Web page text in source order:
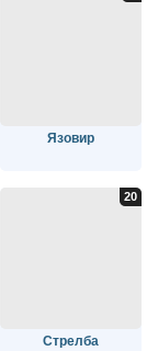
Язовир
Стрелба